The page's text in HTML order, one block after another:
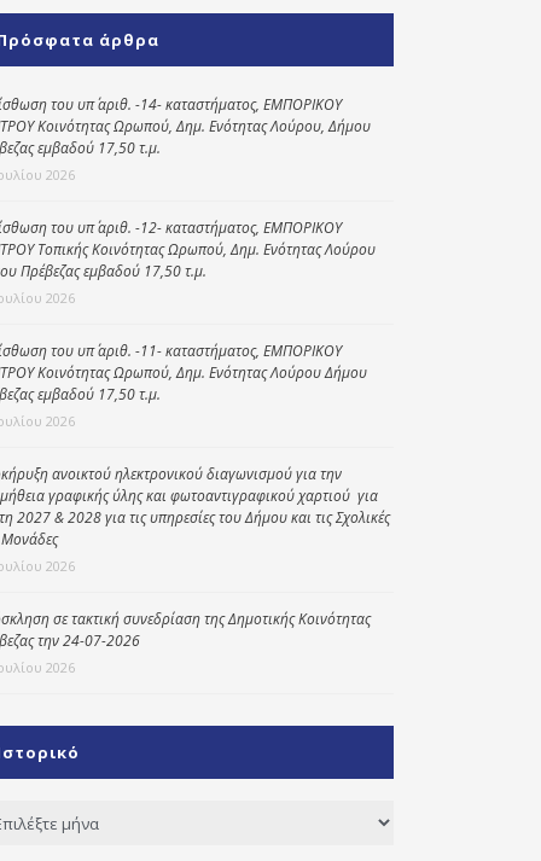
Κοινωνικό
παντοπωλείο
Kοινωνικό
φαρμακείο
Πρόγραμμα
Κέντρο Ημερήσιας
Φροντίδας
Ηλικιωμένων
(Κ.Η.Φ.Η.) Πρέβεζας
άρθρα
του υπ΄ αριθ. -14- καταστήματος, ΕΜΠΟΡΙΚΟΥ
Κοινότητας Ωρωπού, Δημ. Ενότητας Λούρου, Δήμου
εμβαδού 17,50 τ.μ.
2026
του υπ΄ αριθ. -12- καταστήματος, ΕΜΠΟΡΙΚΟΥ
Τοπικής Κοινότητας Ωρωπού, Δημ. Ενότητας Λούρου
Πρέβεζας εμβαδού 17,50 τ.μ.
2026
του υπ΄ αριθ. -11- καταστήματος, ΕΜΠΟΡΙΚΟΥ
Κοινότητας Ωρωπού, Δημ. Ενότητας Λούρου Δήμου
εμβαδού 17,50 τ.μ.
2026
ανοικτού ηλεκτρονικού διαγωνισμού για την
γραφικής ύλης και φωτοαντιγραφικού χαρτιού για
2027 & 2028 για τις υπηρεσίες του Δήμου και τις Σχολικές
2026
σε τακτική συνεδρίαση της Δημοτικής Κοινότητας
την 24-07-2026
2026